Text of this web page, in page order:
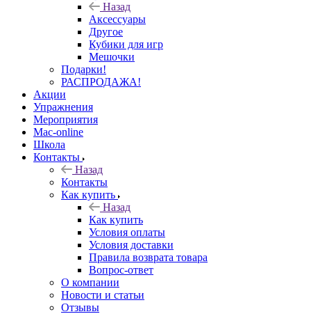
Назад
Аксессуары
Другое
Кубики для игр
Мешочки
Подарки!
РАСПРОДАЖА!
Акции
Упражнения
Мероприятия
Mac-online
Школа
Контакты
Назад
Контакты
Как купить
Назад
Как купить
Условия оплаты
Условия доставки
Правила возврата товара
Вопрос-ответ
О компании
Новости и статьи
Отзывы